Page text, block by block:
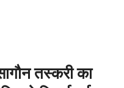
तस्करी का